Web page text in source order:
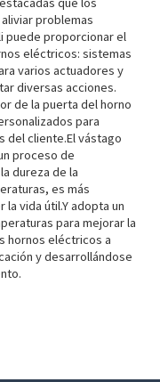
que los
problemas
puede proporcionar el
eléctricos: sistemas
varios actuadores y
diversas acciones.
de la puerta del horno
para
del cliente.El vástago
proceso de
dureza de la
es más
vida útil.Y adopta un
para mejorar la
hornos eléctricos a
y desarrollándose